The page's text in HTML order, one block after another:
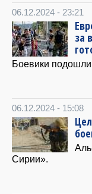
06.12.2024 - 23:21
за
Боевики
06.12.2024 - 15:08
Сирии».